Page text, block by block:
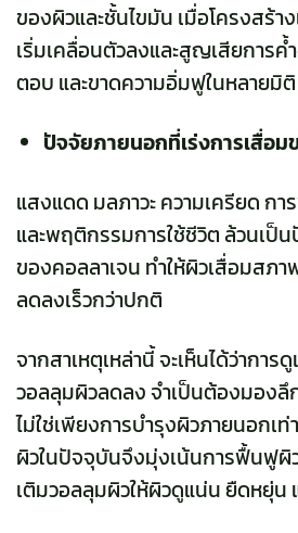
ของผิวและชั้นไขมัน เมื่อโครงสร้า
เริ่มเคลื่อนตัวลงและสูญเสียการค้
ตอบ และขาดความอิ่มฟูในหลายมิติ
ปัจจัยภายนอกที่เร่งการเสื่อม
แสงแดด มลภาวะ ความเครียด ก
และพฤติกรรมการใช้ชีวิต ล้วนเป็
ของคอลลาเจน ทำให้ผิวเสื่อมสภา
ลดลงเร็วกว่าปกติ
จากสาเหตุเหล่านี้ จะเห็นได้ว่ากา
วอลลุมผิวลดลง จำเป็นต้องมองลึ
ไม่ใช่เพียงการบำรุงผิวภายนอกเ
ผิวในปัจจุบันจึงมุ่งเน้นการฟื้นฟูผิ
เติมวอลลุมผิวให้ผิวดูแน่น ยืดหยุ่น